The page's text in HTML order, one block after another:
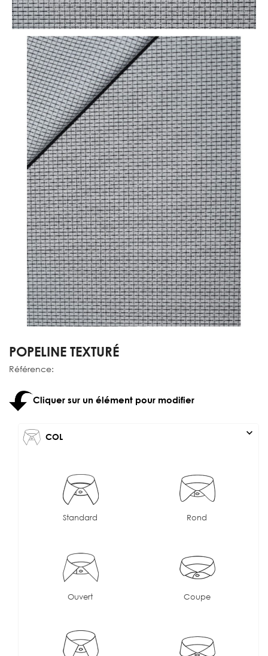
POPELINE TEXTURÉ
Référence:
Cliquer sur un élément pour modifier
COL expand_more
Standard Rond
Ouvert Coupe